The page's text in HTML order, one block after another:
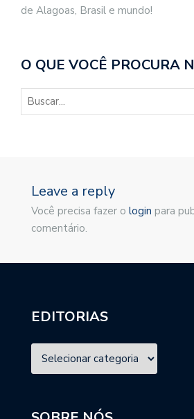
de Alagoas, Brasil e mundo!
O QUE VOCÊ PROCURA
Leave a reply
Você precisa fazer o login para
comentário.
EDITORIAS